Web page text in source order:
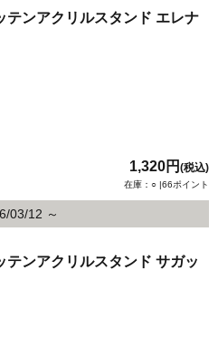
テンアクリルスタンド エレナ
1,320円 (税込)
在庫：○ |66ポイント
03/12 ～
テンアクリルスタンド サガッ